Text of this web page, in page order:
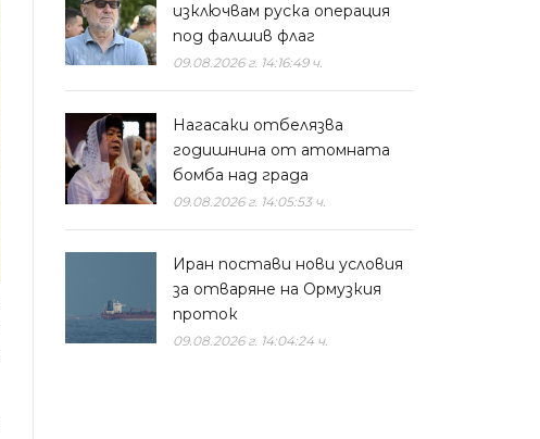
изключвам руска операция
под фалшив флаг
09.08.2026 г. 14:16:49 ч.
Нагасаки отбелязва
годишнина от атомната
бомба над града
09.08.2026 г. 14:05:53 ч.
Иран постави нови условия
за отваряне на Ормузкия
проток
09.08.2026 г. 14:04:24 ч.